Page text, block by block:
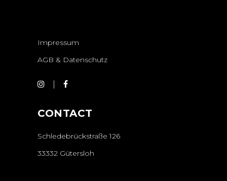
Impressum
AGB & Datenschutz
CONTACT
Schledebrückstraße 126
33332 Gütersloh